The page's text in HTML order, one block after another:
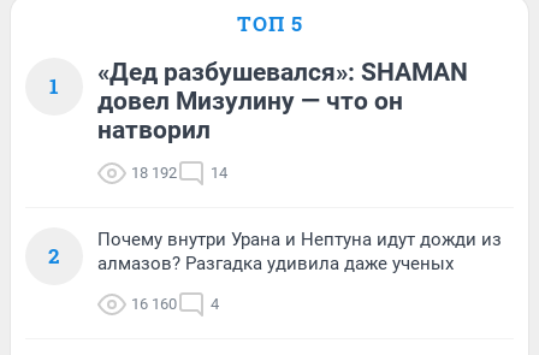
ТОП 5
1
«Дед разбушевался»: SHAMAN
довел Мизулину — что он
натворил
18 192 14
2
Почему внутри Урана и Нептуна идут дожди из
алмазов? Разгадка удивила даже ученых
16 160 4